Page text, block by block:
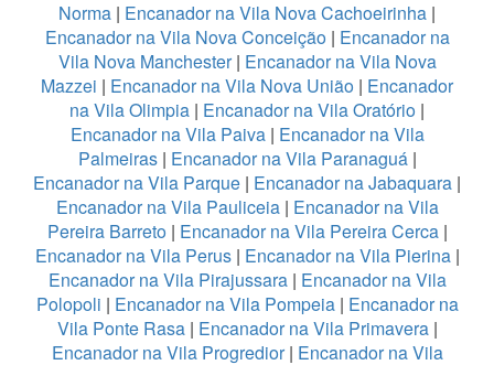
Norma | Encanador na Vila Nova Cachoeirinha |
Encanador na Vila Nova Conceição| Encanador na
Vila Nova Manchester| Encanador na Vila Nova
Mazzei | Encanador na Vila Nova União | Encanador
na Vila Olimpia | Encanador na Vila Oratório |
Encanador na Vila Paiva| Encanador na Vila
Palmeiras| Encanador na Vila Paranaguá|
Encanador na Vila Parque | Encanador na Jabaquara |
Encanador na Vila Pauliceia| Encanador na Vila
Pereira Barreto| Encanador na Vila Pereira Cerca|
Encanador na Vila Perus| Encanador na Vila Pierina|
Encanador na Vila Pirajussara| Encanador na Vila
Polopoli | Encanador na Vila Pompeia| Encanador na
Vila Ponte Rasa| Encanador na Vila Primavera|
Encanador na Vila Progredior| Encanador na Vila